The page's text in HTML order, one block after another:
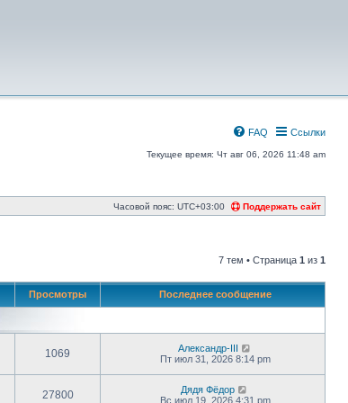
Ссылки
FAQ
Текущее время: Чт авг 06, 2026 11:48 am
Поддержать сайт
Часовой пояс: UTC+03:00
7 тем • Страница 1 из 1
Просмотры Последнее сообщение
1069
Александр-III
Пт июл 31, 2026 8:14 pm
27800
Дядя Фёдор
Вс июл 19, 2026 4:31 pm